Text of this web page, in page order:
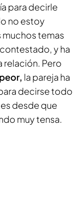
para decirle
no estoy
temas
y ha
relación. Pero
la pareja ha
decirse todo
desde que
muy tensa.